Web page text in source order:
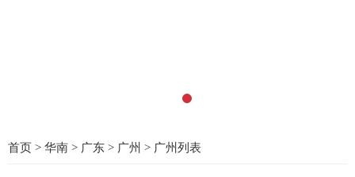
首页 > 华南 > 广东 > 广州 > 广州列表